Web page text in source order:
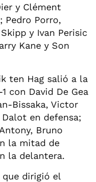
y Clément
Pedro Porro,
y Ivan Perisic
Kane y Son
ten Hag salió a la
con David De Gea
Bissaka, Victor
en defensa;
Bruno
la mitad de
la delantera.
dirigió el